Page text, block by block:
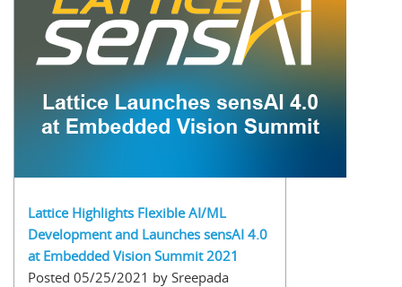
Lattice Highlights Flexible AI/ML
Development and Launches sensAI 4.0
at Embedded Vision Summit 2021
Posted 05/25/2021 by Sreepada